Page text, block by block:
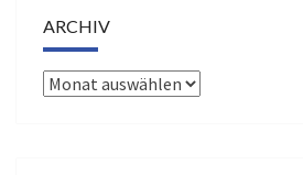
ARCHIV
Archiv